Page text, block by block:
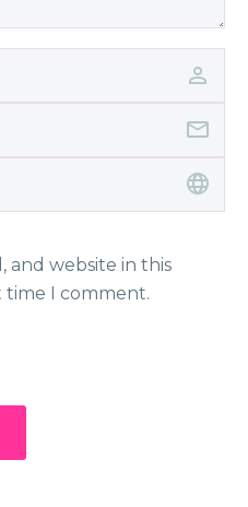
and website in this
I comment.